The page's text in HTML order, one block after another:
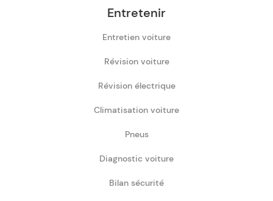
Entretenir
Entretien voiture
Révision voiture
Révision électrique
Climatisation voiture
Pneus
Diagnostic voiture
Bilan sécurité